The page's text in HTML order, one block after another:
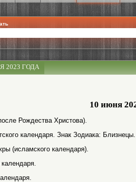
2023 ГОДА
10 июня
Рождества Христова).
календаря. Знак Зодиака: Близнецы.
(исламского календаря).